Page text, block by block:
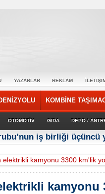
YAZARLAR REKLAM
KOMBİNE
OTOMOTİV GIDA DEPO /
iş birliği üçüncü
elektrikli kamyonu 3300 km'lik
kamyonu